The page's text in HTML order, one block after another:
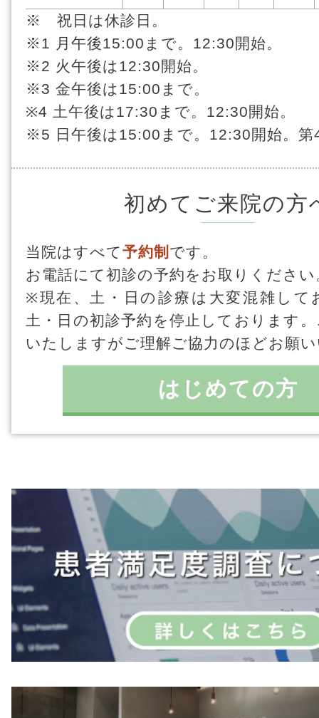
※ 祝日は休診日。
※1 月午後15:00まで。12:30開始。
※2 火午後は12:30開始。
※3 金午後は15:00まで。
※4 土午後は17:30まで。12:30開始。
※5 日午後は15:00まで。12:30開始。第
初めてご来院の方
当院はすべて予約制 です。
お電話にて初診の予約をお取りください
※現在、土・日の診療は大変混雑して
土・日の初診予約を停止しております
いたしますがご理解ご協力のほどお願
はじめての方